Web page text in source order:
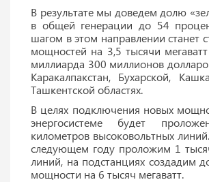
В результате мы доведем долю
в общей генерации до 54
шагом в этом направлении станет
мощностей на 3,5 тысячи
миллиарда 300 миллионов
Каракалпакстан, Бухарской,
Ташкентской областях.
В целях подключения новых
энергосистеме будет
километров высоковольтных
следующем году проложим 1
линий, на подстанциях создадим
мощности на 6 тысяч мегаватт.